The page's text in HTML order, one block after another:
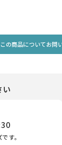
この商品についてお問
い
す。